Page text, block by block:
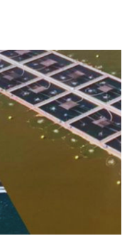
Sin embargo,